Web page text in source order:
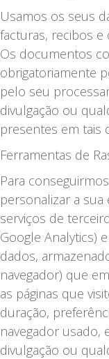
Usamos os seus
facturas, recibos
Os documentos
obrigatoriamente
pelo seu
divulgação ou
presentes em tais
Ferramentas de
Para
personalizar a
serviços de
Google Analytics)
dados,
navegador) que
as páginas que
duração,
navegador usado,
divulgação ou